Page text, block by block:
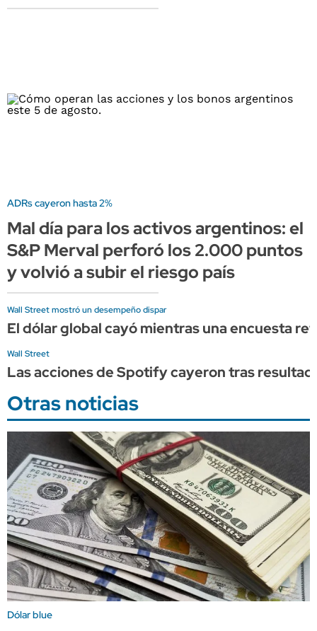
ADRs cayeron hasta 2%
Mal día para los activos argentinos: el
S&P Merval perforó los 2.000 puntos
y volvió a subir el riesgo país
Wall Street mostró un desempeño dispar
El dólar global cayó mientras una encuesta
Wall Street
Las acciones de Spotify cayeron tras
Otras noticias
Dólar blue